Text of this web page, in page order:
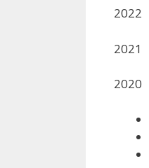
2022
2021
2020